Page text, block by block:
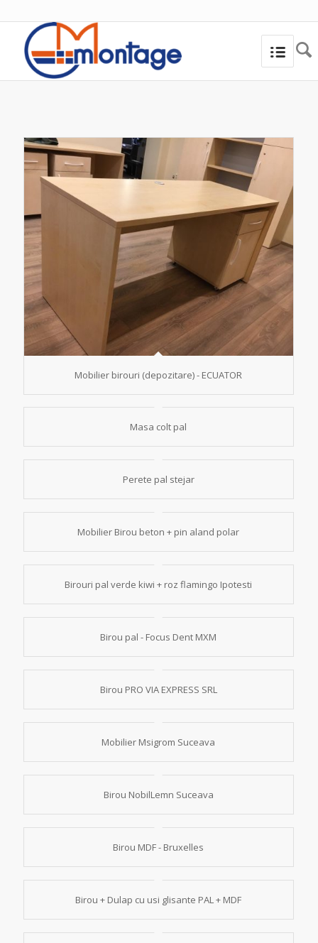
Mobilier birouri (depozitare) - ECUATOR
Masa colt pal
Perete pal stejar
Mobilier Birou beton + pin aland polar
Birouri pal verde kiwi + roz flamingo Ipotesti
Birou pal - Focus Dent MXM
Birou PRO VIA EXPRESS SRL
Mobilier Msigrom Suceava
Birou NobilLemn Suceava
Birou MDF - Bruxelles
Birou + Dulap cu usi glisante PAL + MDF